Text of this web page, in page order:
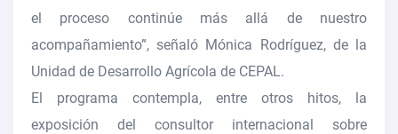
el proceso continúe más allá de nuestro
acompañamiento”, señaló Mónica Rodríguez, de la
Unidad de Desarrollo Agrícola de CEPAL.
El programa contempla, entre otros hitos, la
exposición del consultor internacional sobre